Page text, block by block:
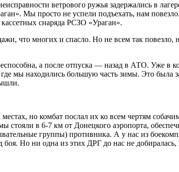
ветрового ружья задержались в
Мы просто не успели подъехать, нам
снаряда РСЗО «Ураган».
что многих и спасло. Но не всем так повезло,
а после отпуска — назад в АТО. Уже в
мы находились большую часть зимы. Это была
но комбат послал их ко всем чертям
стояли в 6-7 км от Донецкого аэропорта,
группы) противника. А у нас из
Но ни одна из этих ДРГ до нас не добиралась,